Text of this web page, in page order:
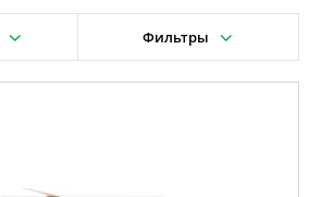
Фильтры